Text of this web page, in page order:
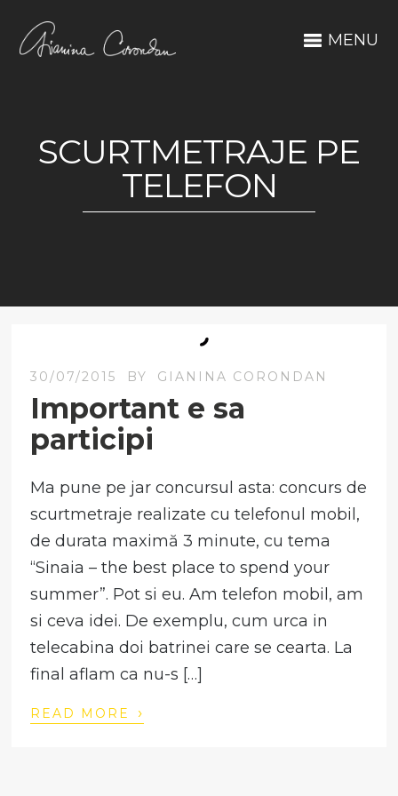
MENU
SCURTMETRAJE PE
TELEFON
30/07/2015 BY GIANINA CORONDAN
Important e sa
participi
Ma pune pe jar concursul asta: concurs de
scurtmetraje realizate cu telefonul mobil,
de durata maximă 3 minute, cu tema
“Sinaia – the best place to spend your
summer”. Pot si eu. Am telefon mobil, am
si ceva idei. De exemplu, cum urca in
telecabina doi batrinei care se cearta. La
final aflam ca nu-s […]
READ MORE ›